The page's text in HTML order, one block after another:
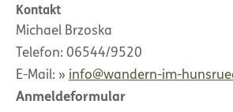
Kontakt
Michael Brzoska
Telefon: 06544/9520
E-Mail:
info@wandern-im-
Anmeldeformular